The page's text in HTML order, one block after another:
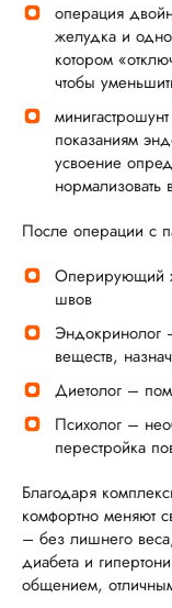
операция
желудка и
котором
чтобы
показаниям
усвоение
нормализовать
После операции с
Оперирующий
швов
Эндокринолог
веществ,
Диетолог –
Психолог –
перестройка
Благодаря
комфортно меняют
– без лишнего
диабета и
общением,